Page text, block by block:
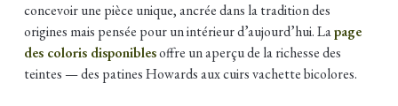
concevoir une pièce unique, ancrée dans la tradition des
origines mais pensée pour un intérieur d’aujourd’hui. Lapage
des coloris disponiblesoffre un aperçu de la richesse des
teintes — des patines Howards aux cuirs vachette bicolores.